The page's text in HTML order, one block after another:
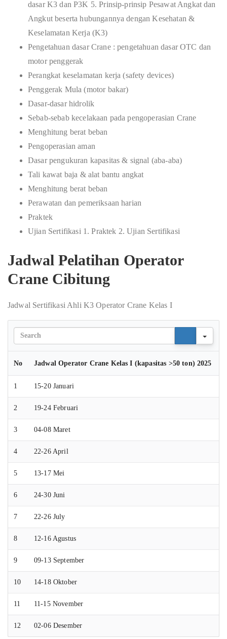
dasar K3 dan P3K 5. Prinsip-prinsip Pesawat Angkat dan
Angkut beserta hubungannya dengan Kesehatan &
Keselamatan Kerja (K3)
Pengetahuan dasar Crane : pengetahuan dasar OTC dan
motor penggerak
Perangkat keselamatan kerja (safety devices)
Penggerak Mula (motor bakar)
Dasar-dasar hidrolik
Sebab-sebab kecelakaan pada pengoperasian Crane
Menghitung berat beban
Pengoperasian aman
Dasar pengukuran kapasitas & signal (aba-aba)
Tali kawat baja & alat bantu angkat
Menghitung berat beban
Perawatan dan pemeriksaan harian
Praktek
Ujian Sertifikasi 1. Praktek 2. Ujian Sertifikasi
Jadwal Pelatihan Operator
Crane Cibitung
Jadwal Sertifikasi Ahli K3 Operator Crane Kelas I
No Jadwal Operator Crane Kelas I (kapasitas >50 ton) 2025
1 15-20 Januari
2 19-24 Februari
3 04-08 Maret
4 22-26 April
5 13-17 Mei
6 24-30 Juni
7 22-26 July
8 12-16 Agustus
9 09-13 September
10 14-18 Oktober
11 11-15 November
12 02-06 Desember